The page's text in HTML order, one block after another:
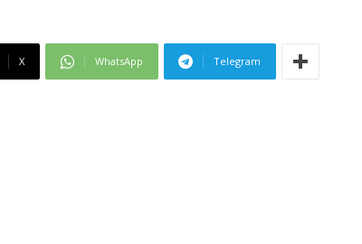
X WhatsApp Telegram